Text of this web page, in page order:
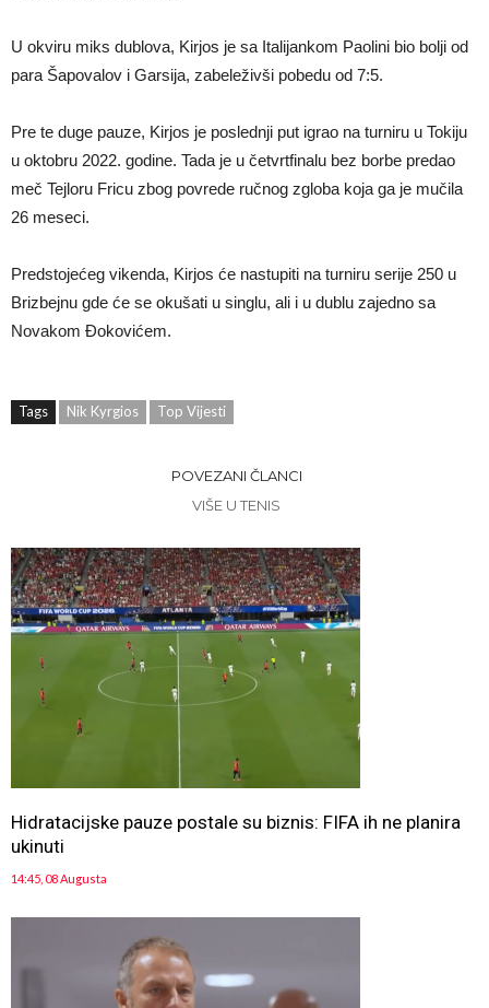
U okviru miks dublova, Kirjos je sa Italijankom Paolini bio bolji od
para Šapovalov i Garsija, zabeleživši pobedu od 7:5.
Pre te duge pauze, Kirjos je poslednji put igrao na turniru u Tokiju
u oktobru 2022. godine. Tada je u četvrtfinalu bez borbe predao
meč Tejloru Fricu zbog povrede ručnog zgloba koja ga je mučila
26 meseci.
Predstojećeg vikenda, Kirjos će nastupiti na turniru serije 250 u
Brizbejnu gde će se okušati u singlu, ali i u dublu zajedno sa
Novakom Đokovićem.
Tags Nik Kyrgios Top Vijesti
POVEZANI ČLANCI
VIŠE U TENIS
Hidratacijske pauze postale su biznis: FIFA ih ne planira
ukinuti
14:45, 08 Augusta